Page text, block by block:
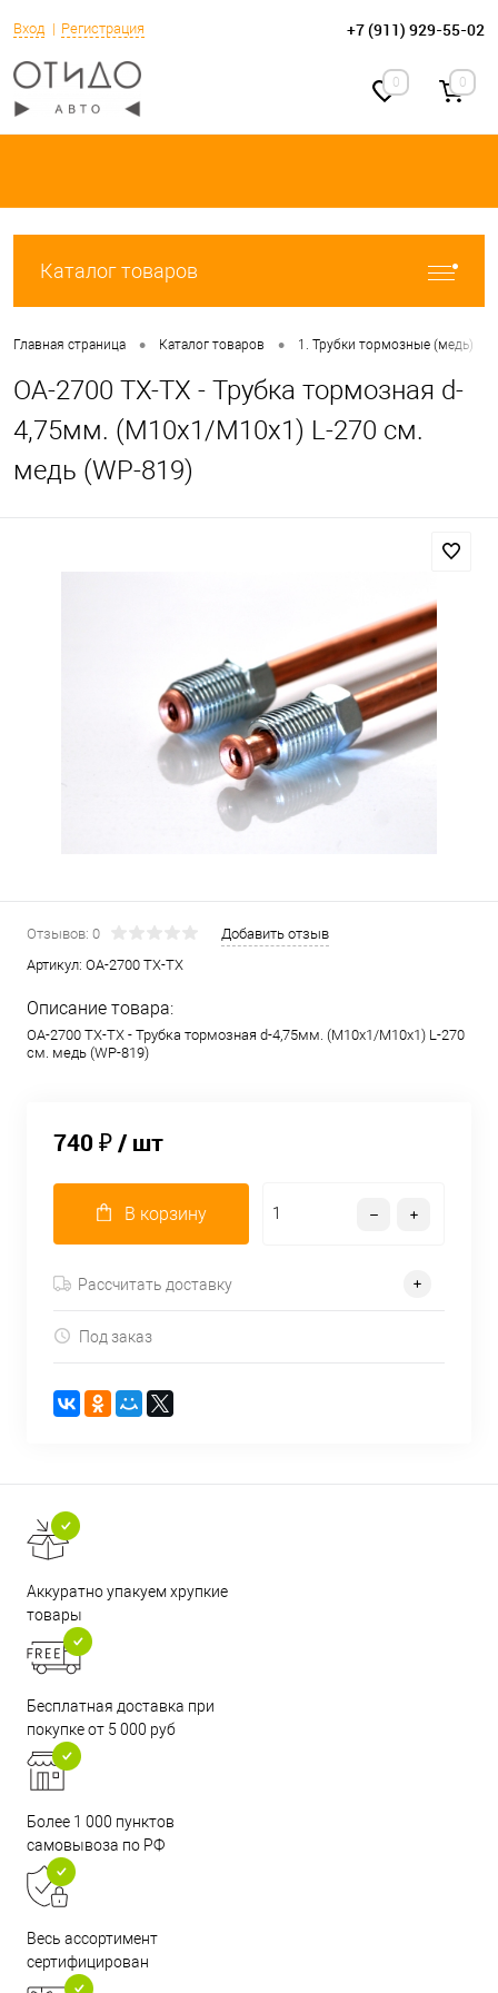
Вход Регистрация +7 (911) 929-55-02
0 0
Каталог товаров
Главная страница • Каталог товаров • 1. Трубки тормозные (медь)
OA-2700 TX-TX - Трубка тормозная d-
4,75мм. (М10х1/М10х1) L-270 см.
медь (WP-819)
Отзывов: 0
Добавить отзыв
Артикул: OA-2700 TX-TX
Описание товара:
OA-2700 TX-TX - Трубка тормозная d-4,75мм. (М10х1/М10х1) L-270
см. медь (WP-819)
740 ₽/ шт
В корзину
Рассчитать доставку
Под заказ
Аккуратно упакуем хрупкие
товары
Бесплатная доставка при
покупке от 5 000 руб
Более 1 000 пунктов
самовывоза по РФ
Весь ассортимент
сертифицирован